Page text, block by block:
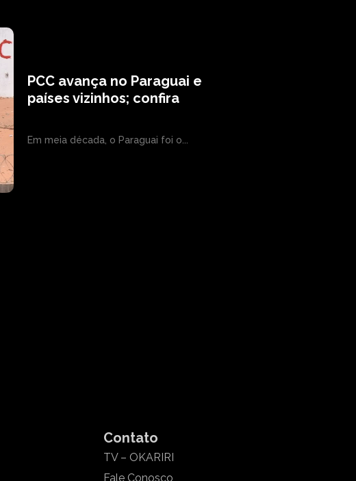
PCC avança no Paraguai e
países vizinhos; confira
Em meia década, o Paraguai foi o...
Contato
TV – OKARIRI
Fale Conosco